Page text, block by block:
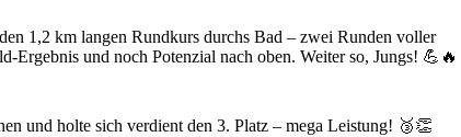
1,2 km langen Rundkurs durchs Bad – zwei Runden voller
Ergebnis und noch Potenzial nach oben. Weiter so, Jungs! 💪🔥
und holte sich verdient den 3. Platz – mega Leistung! 🥉👏